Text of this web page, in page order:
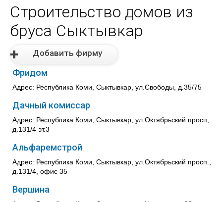
Строительство домов из
бруса Сыктывкар
Добавить фирму
Фридом
Адрес: Республика Коми, Сыктывкар, ул.Свободы, д.35/75
Дачный комиссар
Адрес: Республика Коми, Сыктывкар, ул.Октябрьский просп,
д.131/4 эт.3
Альфаремстрой
Адрес: Республика Коми, Сыктывкар, ул.Октябрьский просп.,
д.131/4, офис 35
Вершина